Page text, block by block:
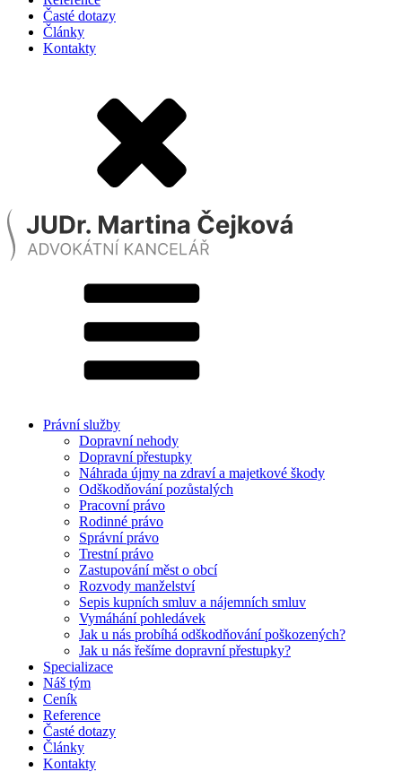
Časté dotazy
Články
Kontakty
Právní služby
Dopravní nehody
Dopravní přestupky
Náhrada újmy na zdraví a majetkové škody
Odškodňování pozůstalých
Pracovní právo
Rodinné právo
Správní právo
Trestní právo
Zastupování měst o obcí
Rozvody manželství
Sepis kupních smluv a nájemních smluv
Vymáhání pohledávek
Jak u nás probíhá odškodňování poškozených?
Jak u nás řešíme dopravní přestupky?
Specializace
Náš tým
Ceník
Reference
Časté dotazy
Články
Kontakty